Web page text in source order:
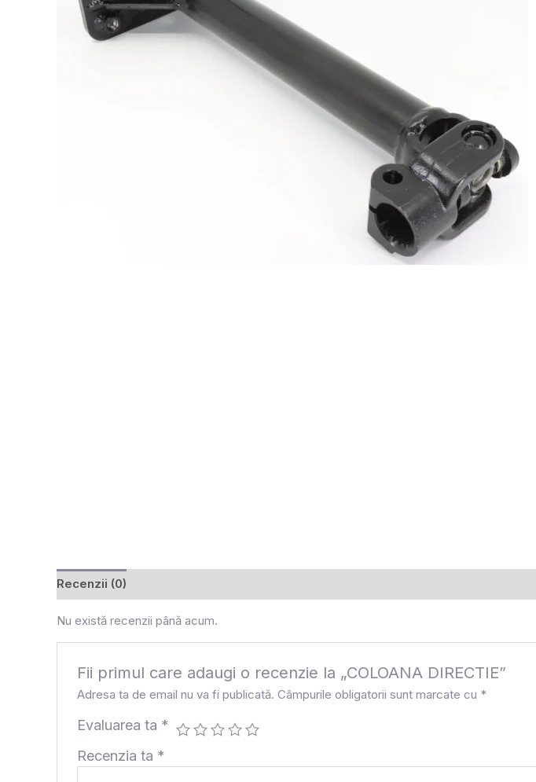
Recenzii (0)
Nu există recenzii până acum.
Fii primul care adaugi o recenzie la „COLOANA DIRECTIE”
Adresa ta de email nu va fi publicată. Câmpurile obligatorii sunt marcate cu *
Evaluarea ta *
Recenzia ta *